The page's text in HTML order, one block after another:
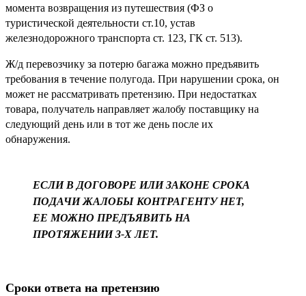
момента возвращения из путешествия (ФЗ о
туристической деятельности ст.10, устав
железнодорожного транспорта ст. 123, ГК ст. 513).
Ж/д перевозчику за потерю багажа можно предъявить
требования в течение полугода. При нарушении срока, он
может не рассматривать претензию. При недостатках
товара, получатель направляет жалобу поставщику на
следующий день или в тот же день после их
обнаружения.
ЕСЛИ В ДОГОВОРЕ ИЛИ ЗАКОНЕ СРОКА
ПОДАЧИ ЖАЛОБЫ КОНТРАГЕНТУ НЕТ,
ЕЕ МОЖНО ПРЕДЪЯВИТЬ НА
ПРОТЯЖЕНИИ 3-Х ЛЕТ.
Сроки ответа на претензию